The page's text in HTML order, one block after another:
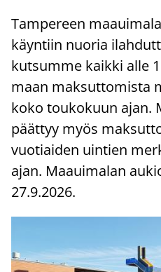
Tam­pe­reen
käyn­tiin nuo­ria
kut­sum­me kaik­ki alle
maan mak­sut­to­mis­ta
koko tou­ko­kuun ajan.
päät­tyy myös
vuotiaiden uin­tien
ajan. Maa­ui­ma­lan
27.9.2026.